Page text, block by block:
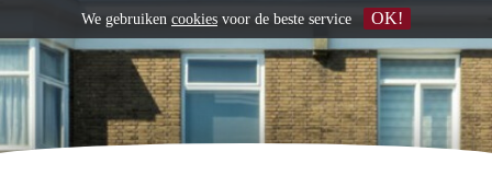
We gebruiken cookies voor de beste service OK!